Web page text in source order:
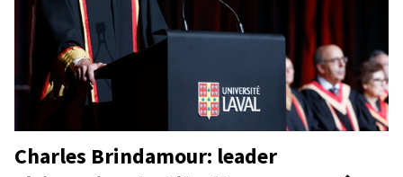
Charles Brindamour: leader